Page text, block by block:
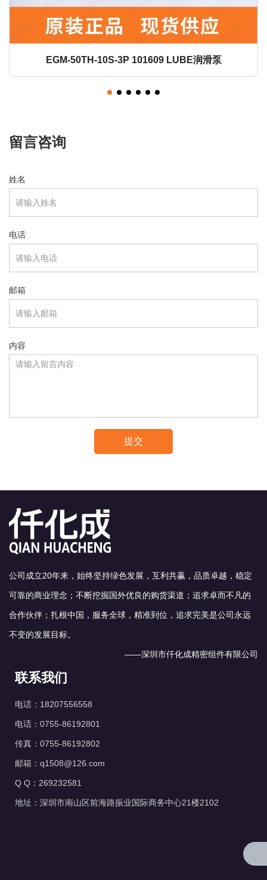
LHL-X100-7 700ml 249137 LUBE润滑脂
留言咨询
姓名
电话
邮箱
内容
提交
公司成立20年来，始终坚持绿色发展，互利共赢，品质卓越，稳定
可靠的商业理念；不断挖掘国外优良的购货渠道；追求卓而不凡的
合作伙伴；扎根中国，服务全球，精准到位，追求完美是公司永远
不变的发展目标。
——深圳市仟化成精密组件有限公司
联系我们
电话：18207556558
电话：0755-86192801
传真：0755-86192802
邮箱：q1508@126.com
Q Q：269232581
地址：深圳市南山区前海路振业国际商务中心21楼2102